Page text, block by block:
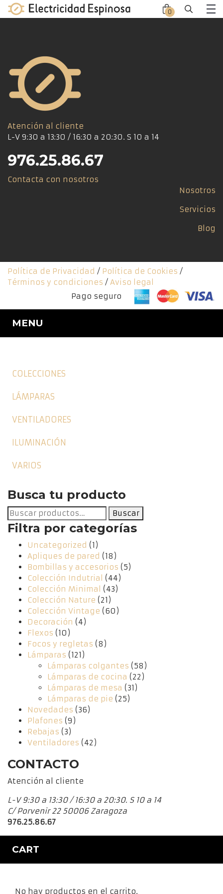
Skip
to
0
Atención al cliente
L-V 9:30 a 13:30 / 16:30 a 20:30. S 10 a 14
976.25.86.67
Contacta con nosotros
Nosotros
Servicios
Blog
Política de Privacidad / Política de Cookies /
Términos y condiciones / Aviso legal
Pago seguro
MENU
Close
COLECCIONES
LÁMPARAS
VENTILADORES
ILUMINACIÓN
VARIOS
Busca tu producto
Buscar
por:
Buscar
Filtra por categorías
Uncategorized (1)
Apliques de pared (18)
Bombillas y accesorios (5)
Colección Indutrial
(44)
Colección Minimal
(43)
Colección Nature (21)
Colección Vintage (60)
Decoración (4)
Flexos (10)
Focos y regletas (8)
Lámparas (121)
Lámparas colgantes (58)
Lámparas de cocina (22)
Lámparas de mesa (31)
Lámparas de pie (25)
Novedades (36)
Plafones (9)
Rebajas (3)
Ventiladores (42)
CONTACTO
Atención al cliente
L-V 9:30 a 13:30 / 16:30 a 20:30. S 10 a 14
C/ Porvenir 22 50006 Zaragoza
976.25.86.67
CART
Close
No hay productos en el carrito.